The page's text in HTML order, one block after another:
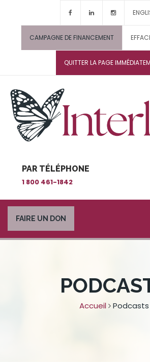
CAMPAGNE DE FINANCEMENT
QUITTER LA PAGE
PAR TÉLÉPHONE
1 800 461-1842
FAIRE UN DON
Accueil Podcasts